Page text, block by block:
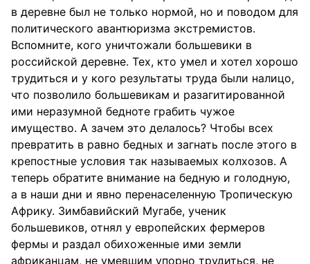
в деревне был не только нормой, но и поводом для
политического авантюризма экстремистов.
Вспомните, кого уничтожали большевики в
российской деревне. Тех, кто умел и хотел хорошо
трудиться и у кого результаты труда были налицо,
что позволило большевикам и разагитированной
ими неразумной бедноте грабить чужое
имущество. А зачем это делалось? Чтобы всех
превратить в равно бедных и загнать после этого в
крепостные условия так называемых колхозов. А
теперь обратите внимание на бедную и голодную,
а в наши дни и явно перенаселенную Тропическую
Африку. Зимбавийский Мугабе, ученик
большевиков, отнял у европейских фермеров
фермы и раздал обихоженные ими земли
африканцам, не умевшим упорно трудиться, не